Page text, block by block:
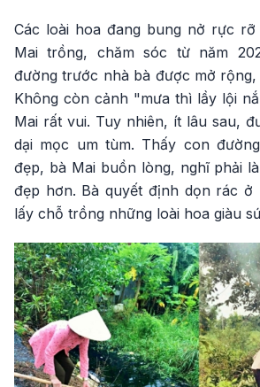
Các loài hoa đang bung nở rực
Mai trồng, chăm sóc từ năm
đường trước nhà bà được mở rộng,
Không còn cảnh "mưa thì lầy lội
Mai rất vui. Tuy nhiên, ít lâu sau,
dại mọc um tùm. Thấy con
đẹp, bà Mai buồn lòng, nghĩ phải
đẹp hơn. Bà quyết định dọn rác ở
lấy chỗ trồng những loài hoa giàu